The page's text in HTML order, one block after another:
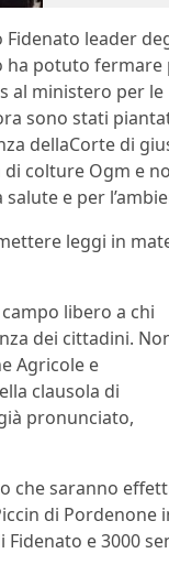
leader
ha potuto fermare
al ministero per le
sono stati
dellaCorte di
colture Ogm e
e per
leggi in
libero a chi
dei cittadini.
Agricole e
clausola di
pronunciato,
che saranno
di Pordenone
Fidenato e 3000